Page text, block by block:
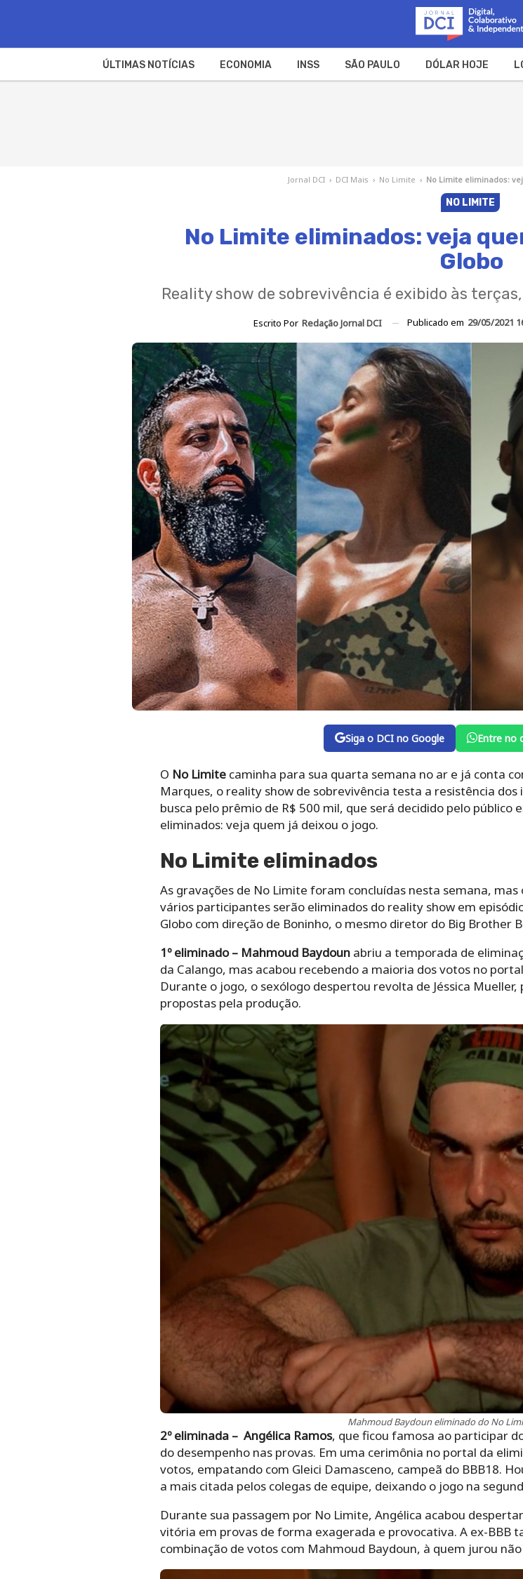
ÚLTIMAS NOTÍCIAS ECONOMIA INSS SÃO PAULO DÓLAR HOJE
Jornal DCI › DCI Mais › No Limite › No Limite eliminados:
NO LIMITE
No Limite eliminados: veja
Globo
Reality show de sobrevivência é exibido às
Escrito Por Redação Jornal DCI Publicado em 29/05/2021
Siga o DCI no Google Entre no
O No Limitecaminha para sua quarta semana no ar e já conta
Marques, o reality show de sobrevivência testa a resistência
busca pelo prêmio de R$ 500 mil, que será decidido pelo
eliminados: veja quem já deixou o jogo.
No Limite eliminados
As gravações de No Limite foram concluídas nesta semana,
vários participantes serão eliminados do reality show em
Globo com direção de Boninho, o mesmo diretor do Big Brother
1º eliminado – Mahmoud Baydounabriu a temporada de
da Calango, mas acabou recebendo a maioria dos votos no
Durante o jogo, o sexólogo despertou revolta de Jéssica
propostas pela produção.
Mahmoud Baydoun eliminado do No
2º eliminada – Angélica Ramos, que ficou famosa ao participar
do desempenho nas provas. Em uma cerimônia no portal da
votos, empatando com Gleici Damasceno, campeã do BBB18.
a mais citada pelos colegas de equipe, deixando o jogo na
Durante sua passagem por No Limite, Angélica acabou
vitória em provas de forma exagerada e provocativa. A ex-BBB
combinação de votos com Mahmoud Baydoun, à quem jurou